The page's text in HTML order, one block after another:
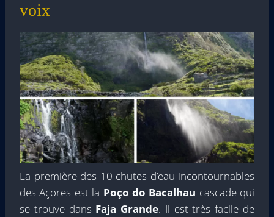
voix
La première des 10 chutes d’eau incontournables
des Açores est la Poço do Bacalhau cascade qui
se trouve dans Faja Grande. Il est très facile de